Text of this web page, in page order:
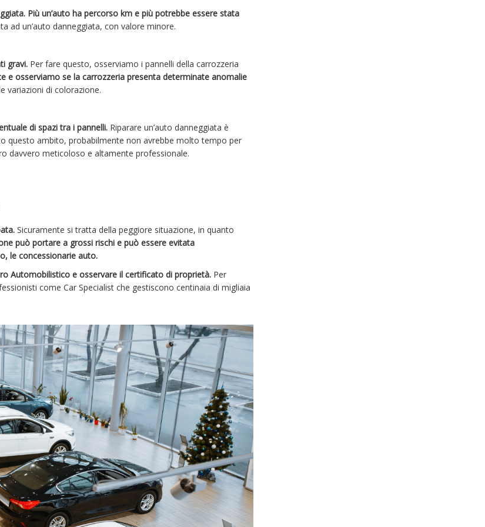
Più un’auto ha percorso km e più potrebbe essere stata
ad un’auto danneggiata, con valore minore.
gravi. Per fare questo, osserviamo i pannelli della carrozzeria
e osserviamo se la carrozzeria presenta determinate anomalie
variazioni di colorazione.
di spazi tra i pannelli. Riparare un’auto danneggiata è
questo ambito, probabilmente non avrebbe molto tempo per
davvero meticoloso e altamente professionale.
Sicuramente si tratta della peggiore situazione, in quanto
può portare a grossi rischi e può essere evitata
le concessionarie auto.
Automobilistico e osservare il certificato di proprietà. Per
come Car Specialist che gestiscono centinaia di migliaia